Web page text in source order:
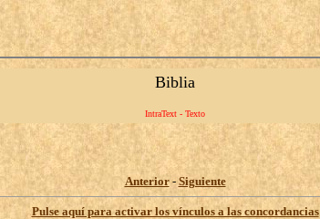
Biblia
IntraText - Texto
Anterior- Siguiente
Pulse aquí para activar los vínculos a las concordancias